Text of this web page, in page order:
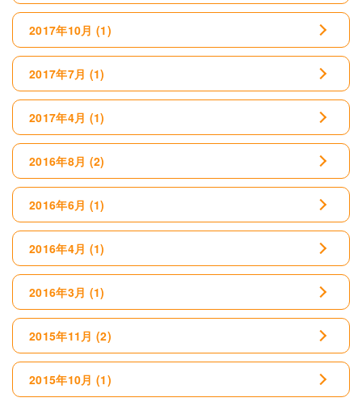
2017年10月 (1)
2017年7月 (1)
2017年4月 (1)
2016年8月 (2)
2016年6月 (1)
2016年4月 (1)
2016年3月 (1)
2015年11月 (2)
2015年10月 (1)